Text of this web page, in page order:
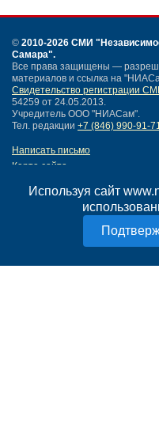
Используя сайт
© 2010-2026 СМИ
Самара".
Все права защищены —
материалов и ссылка на
Свидетельство регистрации
54259 от 24.05.2013.
Учредитель ООО "НИАСам".
Тел. редакции +7 (846) 990-91-
Написать письмо
Карта сайта
Политика конфиденциальности
Согласие на обработку